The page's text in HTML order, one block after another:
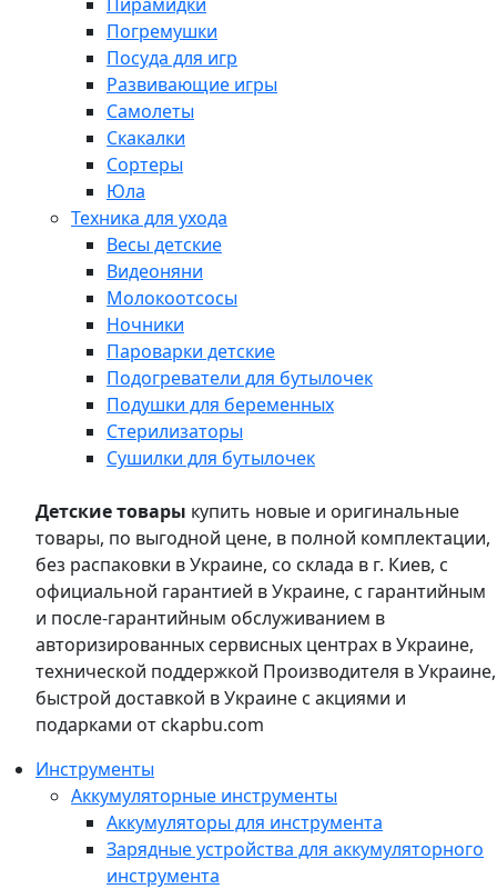
Погремушки
Посуда для игр
Развивающие игры
Самолеты
Скакалки
Сортеры
Юла
Техника для ухода
Весы детские
Видеоняни
Молокоотсосы
Ночники
Пароварки детские
Подогреватели для бутылочек
Подушки для беременных
Стерилизаторы
Сушилки для бутылочек
Детские товары купить новые и оригинальные
товары, по выгодной цене, в полной комплектации,
без распаковки в Украине, со склада в г. Киев, с
официальной гарантией в Украине, с гарантийным
и после-гарантийным обслуживанием в
авторизированных сервисных центрах в Украине,
технической поддержкой Производителя в Украине,
быстрой доставкой в Украине с акциями и
подарками от ckapbu.com
Инструменты
Аккумуляторные инструменты
Аккумуляторы для инструмента
Зарядные устройства для аккумуляторного
инструмента